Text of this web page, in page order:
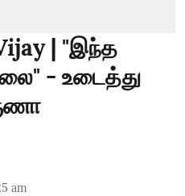
| "இந்த
- உடைத்து
am